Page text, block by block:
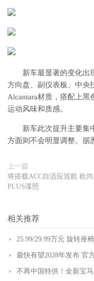
新车最显著的变化出
方向盘、副仪表板、中央
Alcantara材质，搭配上
运动风味和质感。
新车此次提升主要集
方面则不会明显调整。据
上一篇
将搭载ACC自适应巡航 欧
PLUS谍照
相关推荐
25.99/29.99万元 旋转座
最快有望2028年发布 官
不再中国特供！全新宝